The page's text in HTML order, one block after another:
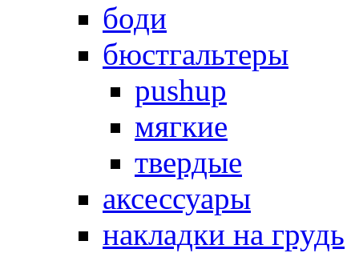
боди
бюстгальтеры
pushup
мягкие
твердые
аксессуары
накладки на грудь